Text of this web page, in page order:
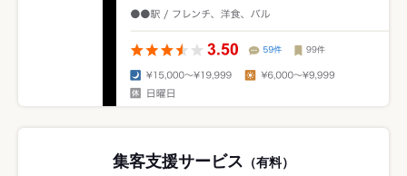
集客支援サービス （有料）